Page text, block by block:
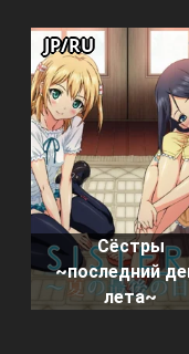
Сёстры
~последний
лета~
JP/RU